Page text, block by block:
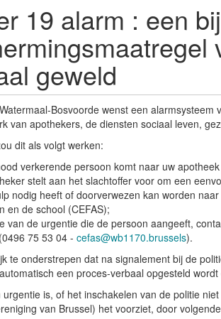
19 alarm : een
geweld
Bosvoorde wenst een
van apothekers, de diensten sociaal leven,
dit als volgt werken:
verkerende persoon komt naar uw
stelt aan het slachtoffer voor om een
nodig heeft of doorverwezen kan worden
en de school (CEFAS);
van de urgentie die de persoon aangeeft,
75 53 04 -cefas@wb1170.brussels).
te onderstrepen dat na signalement bij de
een proces-verbaal opgesteld
is, of het inschakelen van de politie
van Brussel) het voorziet, door